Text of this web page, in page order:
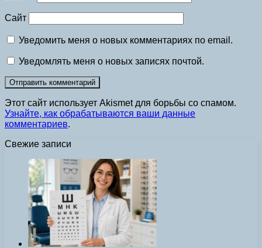
Сайт
Уведомить меня о новых комментариях по email.
Уведомлять меня о новых записях почтой.
Этот сайт использует Akismet для борьбы со спамом.
Узнайте, как обрабатываются ваши данные
комментариев.
Свежие записи